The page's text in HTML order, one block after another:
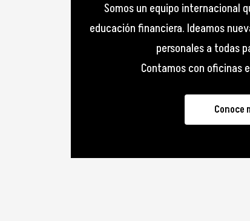
Somos un equipo internacional
educación financiera. Ideamos
personales a todas
Contamos con oficinas
Conoce